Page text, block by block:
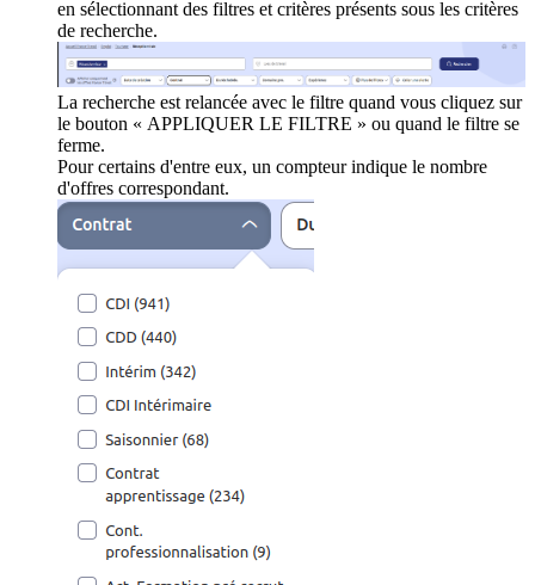
en sélectionnant des filtres et critères présents sous les critères
de recherche.
La recherche est relancée avec le filtre quand vous cliquez sur
le bouton « APPLIQUER LE FILTRE » ou quand le filtre se
ferme.
Pour certains d'entre eux, un compteur indique le nombre
d'offres correspondant.